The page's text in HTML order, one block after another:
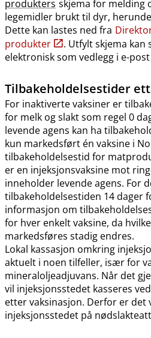
produkters skjema for melding
legemidler brukt til dyr,
Dette kan lastes ned fra
produkter
. Utfylt skjema kan
elektronisk som vedlegg i e-
Tilbakeholdelsestider
For inaktiverte vaksiner er
for melk og slakt som regel 0
levende agens kan ha
kun markedsført én vaksine i
tilbakeholdelsestid for
er en injeksjonsvaksine mot
inneholder levende agens. For
tilbakeholdelsestiden 14 dager
informasjon om
for hver enkelt vaksine, da
markedsføres stadig endres.
Lokal kassasjon omkring
aktuelt i noen tilfeller, især for
mineraloljeadjuvans. Når det
vil injeksjonsstedet kasseres
etter vaksinasjon. Derfor er det
injeksjonsstedet på